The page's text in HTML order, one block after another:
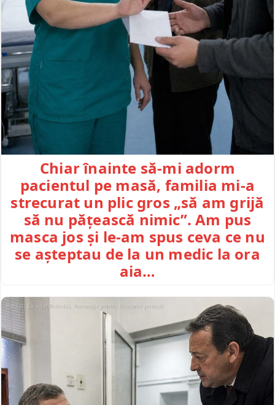
Chiar înainte să-mi adorm
pacientul pe masă, familia mi-a
strecurat un plic gros „să am grijă
să nu pățească nimic”. Am pus
masca jos și le-am spus ceva ce nu
se așteptau de la un medic la ora
aia…